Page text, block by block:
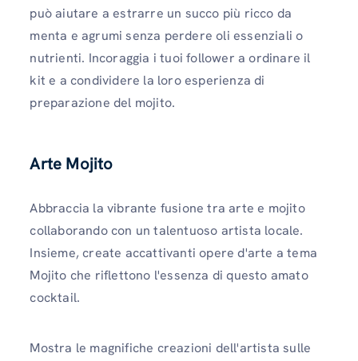
può aiutare a estrarre un succo più ricco da
menta e agrumi senza perdere oli essenziali o
nutrienti. Incoraggia i tuoi follower a ordinare il
kit e a condividere la loro esperienza di
preparazione del mojito.
Arte Mojito
Abbraccia la vibrante fusione tra arte e mojito
collaborando con un talentuoso artista locale.
Insieme, create accattivanti opere d'arte a tema
Mojito che riflettono l'essenza di questo amato
cocktail.
Mostra le magnifiche creazioni dell'artista sulle